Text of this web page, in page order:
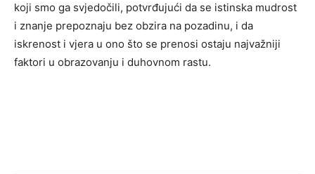
koji smo ga svjedočili, potvrđujući da se istinska mudrost
i znanje prepoznaju bez obzira na pozadinu, i da
iskrenost i vjera u ono što se prenosi ostaju najvažniji
faktori u obrazovanju i duhovnom rastu.